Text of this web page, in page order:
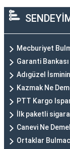
Mecburiyet
Garanti
Adıgüzel
Kazmak Ne
PTT Kargo
İlk paketli
Canevi Ne
Ortaklar